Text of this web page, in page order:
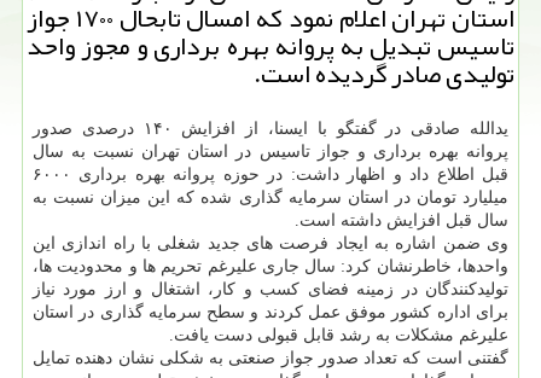
استان تهران اعلام نمود که امسال تابحال ۱۷۰۰ جواز
تاسیس تبدیل به پروانه بهره برداری و مجوز واحد
تولیدی صادر گردیده است.
یدالله صادقی در گفتگو با ایسنا، از افزایش ۱۴۰ درصدی صدور
پروانه بهره برداری و جواز تاسیس در استان تهران نسبت به سال
قبل اطلاع داد و اظهار داشت: در حوزه پروانه بهره برداری ۶۰۰۰
میلیارد تومان در استان سرمایه گذاری شده که این میزان نسبت به
سال قبل افزایش داشته است.
وی ضمن اشاره به ایجاد فرصت های جدید شغلی با راه اندازی این
واحدها، خاطرنشان کرد: سال جاری علیرغم تحریم ها و محدودیت ها،
تولیدکنندگان در زمینه فضای کسب و کار، اشتغال و ارز مورد نیاز
برای اداره کشور موفق عمل کردند و سطح سرمایه گذاری در استان
علیرغم مشکلات به رشد قابل قبولی دست یافت.
گفتنی است که تعداد صدور جواز صنعتی به شکلی نشان دهنده تمایل